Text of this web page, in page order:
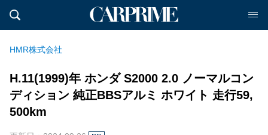
HMR株式会社
H.11(1999)年 ホンダ S2000 2.0 ノーマルコン
ディション 純正BBSアルミ ホワイト 走行59,
500km